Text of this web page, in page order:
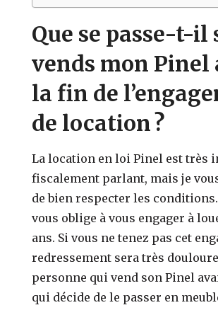
Que se passe-t-il
vends mon Pinel
la fin de
de location ?
La location en loi Pinel est très
fiscalement parlant, mais je
de bien respecter les
vous oblige à vous engager à
ans. Si vous ne tenez pas cet
redressement sera très
personne qui vend son Pinel
qui décide de le passer en